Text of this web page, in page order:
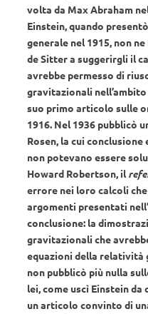
volta da Max Abraham
Einstein, quando
generale nel 1915, non
de Sitter a suggerirgli il
avrebbe permesso di
gravitazionali
suo primo articolo sulle
1916. Nel 1936 pubblicò
Rosen, la cui
non potevano essere
Howard Robertson, il
errore nei loro calcoli
argomenti presentati
conclusione: la
gravitazionali che
equazioni della relatività
non pubblicò più nulla
lei, come uscì Einstein
un articolo convinto di